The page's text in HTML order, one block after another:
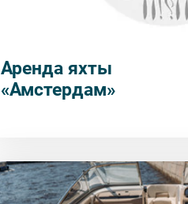
Аренда яхты
«Амстердам»